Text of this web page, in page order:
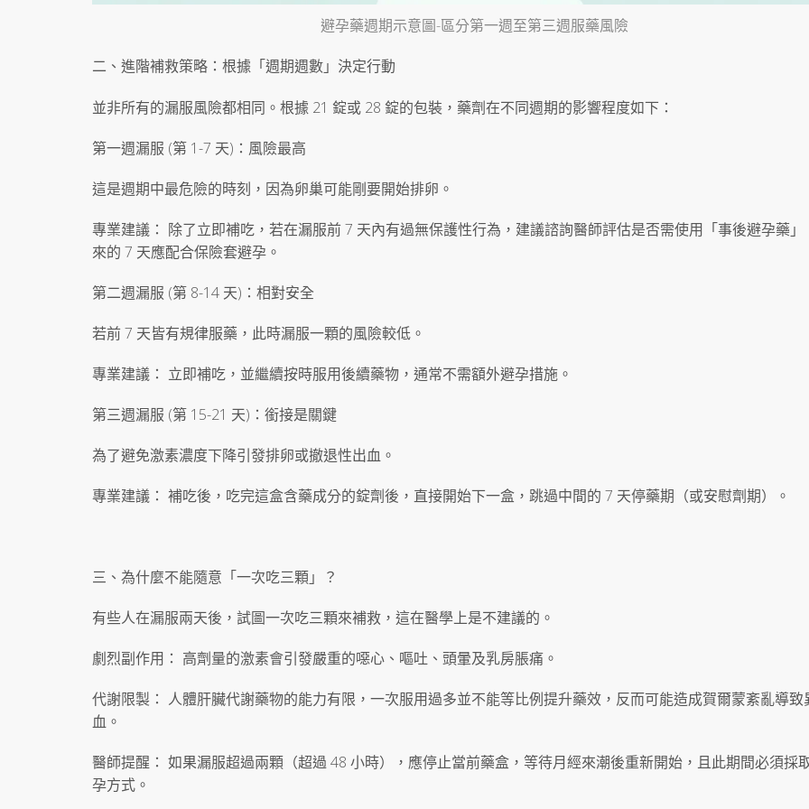
避孕藥週期示意圖-區分第一週至第三週服藥風險
二、進階補救策略：根據「週期週數」決定行動
並非所有的漏服風險都相同。根據 21 錠或 28 錠的包裝，藥劑在不同週期的影響程度如下：
第一週漏服 (第 1-7 天)：風險最高
這是週期中最危險的時刻，因為卵巢可能剛要開始排卵。
專業建議： 除了立即補吃，若在漏服前 7 天內有過無保護性行為，建議諮詢醫師評估是否需使用「事後避孕藥」
來的 7 天應配合保險套避孕。
第二週漏服 (第 8-14 天)：相對安全
若前 7 天皆有規律服藥，此時漏服一顆的風險較低。
專業建議： 立即補吃，並繼續按時服用後續藥物，通常不需額外避孕措施。
第三週漏服 (第 15-21 天)：銜接是關鍵
為了避免激素濃度下降引發排卵或撤退性出血。
專業建議： 補吃後，吃完這盒含藥成分的錠劑後，直接開始下一盒，跳過中間的 7 天停藥期（或安慰劑期）。
三、為什麼不能隨意「一次吃三顆」？
有些人在漏服兩天後，試圖一次吃三顆來補救，這在醫學上是不建議的。
劇烈副作用： 高劑量的激素會引發嚴重的噁心、嘔吐、頭暈及乳房脹痛。
代謝限製： 人體肝臟代謝藥物的能力有限，一次服用過多並不能等比例提升藥效，反而可能造成賀爾蒙紊亂導致
血。
醫師提醒： 如果漏服超過兩顆（超過 48 小時），應停止當前藥盒，等待月經來潮後重新開始，且此期間必須採
孕方式。